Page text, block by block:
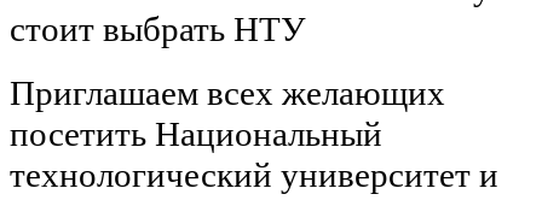
стоит выбрать НТУ
Приглашаем всех желающих
посетить Национальный
технологический университет и